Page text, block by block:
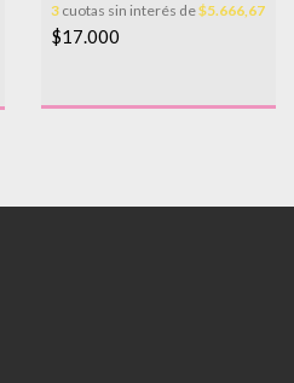
3 cuotas sin interés de$5.666,67
$17.000